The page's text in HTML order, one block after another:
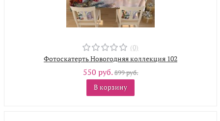
(0)
Фотоскатерть Новогодняя коллекция 102
550 руб.899 руб.
В корзину